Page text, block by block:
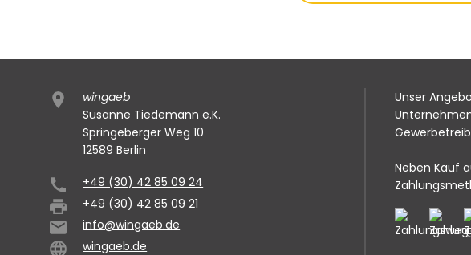
wingaeb
Susanne Tiedemann e.K.
Springeberger Weg 10
12589 Berlin
+49 (30) 42 85 09 24
+49 (30) 42 85 09 21
info@wingaeb.de
wingaeb.de
Unser
Neben Kauf